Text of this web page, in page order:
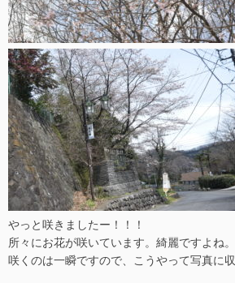
やっと咲きましたー！！！
所々にお花が咲いています。綺麗ですよね。
咲くのは一瞬ですので、こうやって写真に